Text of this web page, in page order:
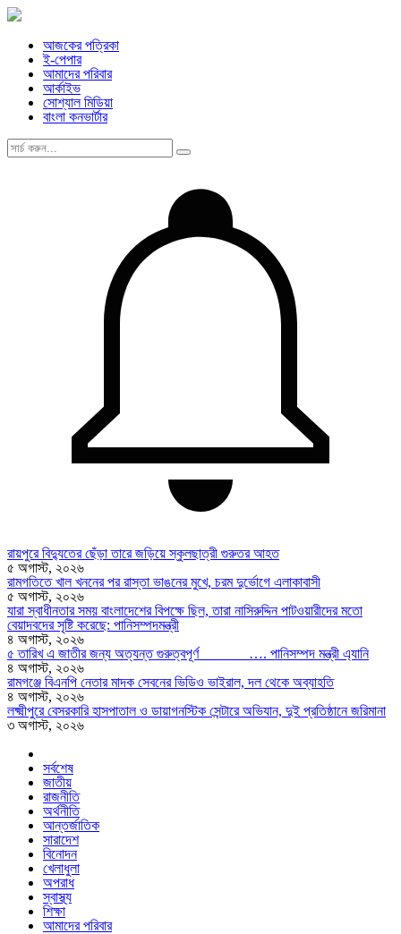
আজকের পত্রিকা
ই-পেপার
আমাদের পরিবার
আর্কাইভ
সোশ্যাল মিডিয়া
বাংলা কনভার্টার
রায়পুরে বিদ্যুতের ছেঁড়া তারে জড়িয়ে স্কুলছাত্রী গুরুতর আহত
৫ অগাস্ট, ২০২৬
রামগতিতে খাল খননের পর রাস্তা ভাঙনের মুখে, চরম দুর্ভোগে এলাকাবাসী
৫ অগাস্ট, ২০২৬
যারা স্বাধীনতার সময় বাংলাদেশের বিপক্ষে ছিল, তারা নাসিরুদ্দিন পাটওয়ারীদের মতো
বেয়াদবদের সৃষ্টি করেছে: পানিসম্পদমন্ত্রী
৪ অগাস্ট, ২০২৬
৫ তারিখ এ জাতীর জন্য অত্যন্ত গুরুত্বপূর্ণ …. পানিসম্পদ মন্ত্রী এ্যানি
৪ অগাস্ট, ২০২৬
রামগঞ্জে বিএনপি নেতার মাদক সেবনের ভিডিও ভাইরাল, দল থেকে অব্যাহতি
৪ অগাস্ট, ২০২৬
লক্ষ্মীপুরে বেসরকারি হাসপাতাল ও ডায়াগনস্টিক সেন্টারে অভিযান, দুই প্রতিষ্ঠানে জরিমানা
৩ অগাস্ট, ২০২৬
সর্বশেষ
জাতীয়
রাজনীতি
অর্থনীতি
আন্তর্জাতিক
সারাদেশ
বিনোদন
খেলাধুলা
অপরাধ
স্বাস্থ্য
শিক্ষা
আমাদের পরিবার